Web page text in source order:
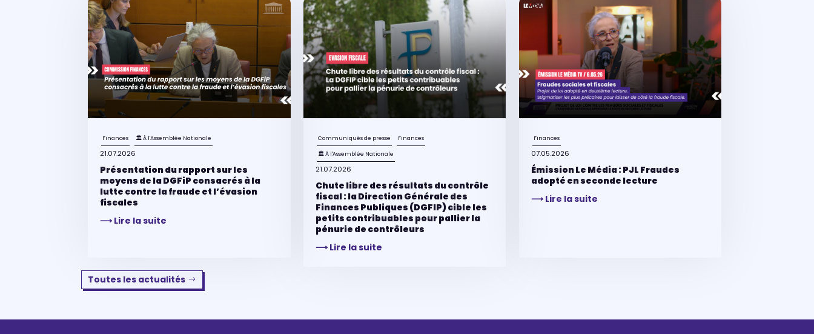
Finances 🏛 À l'Assemblée Nationale
21.07.2026
Présentation du rapport sur les
moyens de la DGFiP consacrés à la
lutte contre la fraude et l’évasion
fiscales
⟶ Lire la suite
Communiqués de presse Finances
🏛 À l'Assemblée Nationale
21.07.2026
Chute libre des résultats du contrôle
fiscal : la Direction Générale des
Finances Publiques (DGFIP) cible les
petits contribuables pour pallier la
pénurie de contrôleurs
⟶ Lire la suite
Finances
07.05.2026
Émission Le Média : PJL Fraudes
adopté en seconde lecture
⟶ Lire la suite
Toutes les actualités